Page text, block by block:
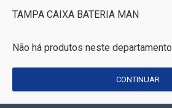
TAMPA CAIXA BATERIA MAN
Não há produtos neste departamento
CONTINUAR